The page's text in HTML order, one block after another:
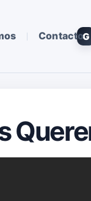
ContactoG